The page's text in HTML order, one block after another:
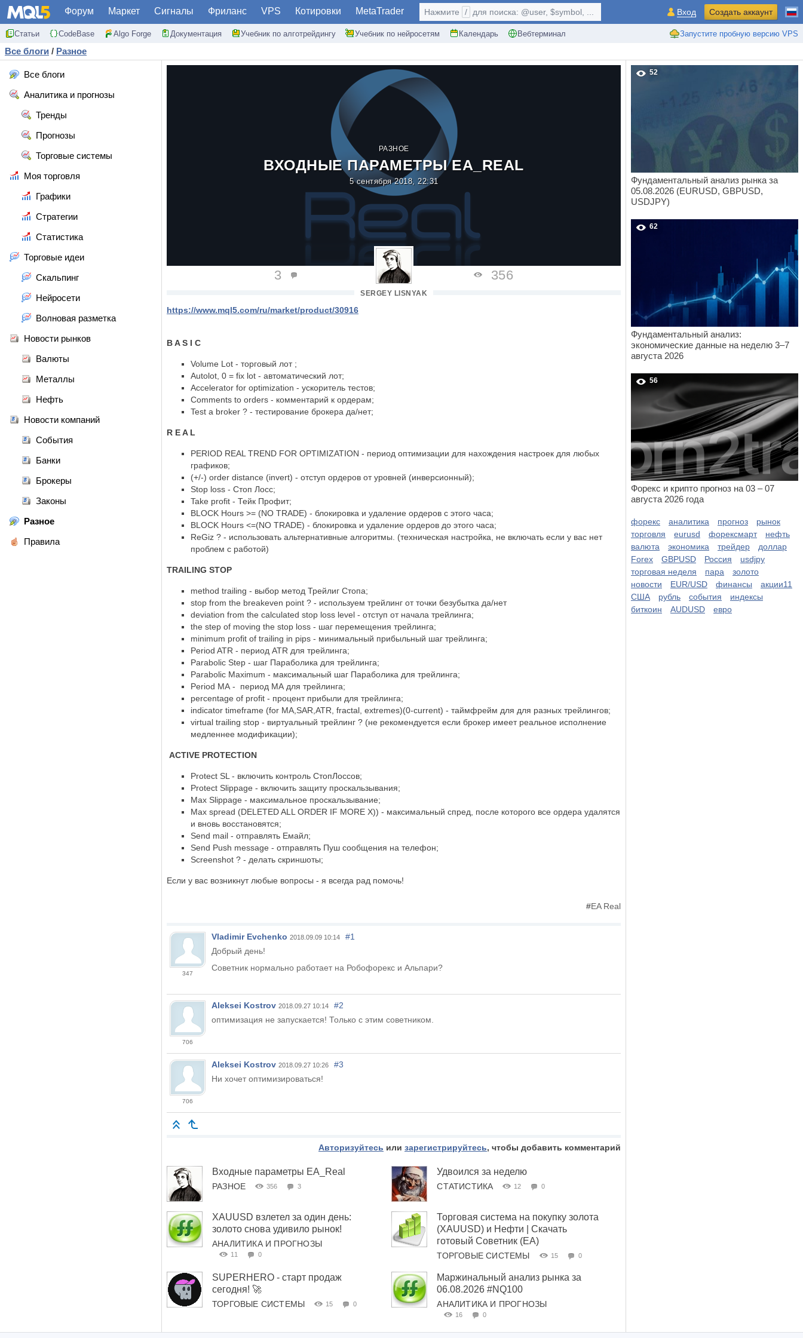
Форум Маркет Сигналы Фриланс VPS Котировки MetaTrader
Статьи CodeBase Algo Forge Документация Учебник по алготрейдингу Учебник по нейросетям Календарь Вебтерминал Запустите пробную версию VPS
Нажмите / для поиска: @user, $symbol, ... Вход Создать аккаунт
Все блоги / Разное
Все блоги
Аналитика и прогнозы
Тренды
Прогнозы
Торговые системы
Моя торговля
Графики
Стратегии
Статистика
Торговые идеи
Скальпинг
Нейросети
Волновая разметка
Новости рынков
Валюты
Металлы
Нефть
Новости компаний
События
Банки
Брокеры
Законы
Разное
Правила
РАЗНОЕ
ВХОДНЫЕ ПАРАМЕТРЫ EA_REAL
5 сентября 2018, 22:31
SERGEY LISNYAK
3 356
https://www.mql5.com/ru/market/product/30916
B A S I C
Volume Lot - торговый лот ;
Autolot, 0 = fix lot - автоматический лот;
Accelerator for optimization - ускоритель тестов;
Comments to orders - комментарий к ордерам;
Test a broker ? - тестирование брокера да/нет;
R E A L
PERIOD REAL TREND FOR OPTIMIZATION - период оптимизации для нахождения настроек для любых
графиков;
(+/-) order distance (invert) - отступ ордеров от уровней (инверсионный);
Stop loss - Стоп Лосс;
Take profit - Тейк Профит;
BLOCK Hours >= (NO TRADE) - блокировка и удаление ордеров с этого часа;
BLOCK Hours <=(NO TRADE) - блокировка и удаление ордеров до этого часа;
ReGiz ? - использовать альтернативные алгоритмы. (техническая настройка, не включать если у вас нет
проблем с работой)
TRAILING STOP
method trailing - выбор метод Трейлиг Стопа;
stop from the breakeven point ? - используем трейлинг от точки безубытка да/нет
deviation from the calculated stop loss level - отступ от начала трейлинга;
the step of moving the stop loss - шаг перемещения трейлинга;
minimum profit of trailing in pips - минимальный прибыльный шаг трейлинга;
Period ATR - период ATR для трейлинга;
Parabolic Step - шаг Параболика для трейлинга;
Parabolic Maximum - максимальный шаг Параболика для трейлинга;
Period МА - период МА для трейлинга;
percentage of profit - процент прибыли для трейлинга;
indicator timeframe (for MA,SAR,ATR, fractal, extremes)(0-current) - таймфрейм для для разных трейлингов;
virtual trailing stop - виртуальный трейлинг ? (не рекомендуется если брокер имеет реальное исполнение
медленнее модификации);
ACTIVE PROTECTION
Protect SL - включить контроль СтопЛоссов;
Protect Slippage - включить защиту проскальзывания;
Max Slippage - максимальное проскальзывание;
Max spread (DELETED ALL ORDER IF MORE X)) - максимальный спред, после которого все ордера удалятся
и вновь восстановятся;
Send mail - отправлять Емайл;
Send Push message - отправлять Пуш сообщения на телефон;
Screenshot ? - делать скриншоты;
Если у вас возникнут любые вопросы - я всегда рад помочь!
#EA Real
347
Vladimir Evchenko 2018.09.09 10:14
#1
Добрый день!
Советник нормально работает на Робофорекс и Альпари?
706
Aleksei Kostrov 2018.09.27 10:14
#2
оптимизация не запускается! Только с этим советником.
706
Aleksei Kostrov 2018.09.27 10:26
#3
Ни хочет оптимизироваться!
Авторизуйтесь или зарегистрируйтесь, чтобы добавить комментарий
Входные параметры EA_Real
РАЗНОЕ 356 3
Удвоился за неделю
СТАТИСТИКА 12 0
XAUUSD взлетел за один день:
золото снова удивило рынок!
АНАЛИТИКА И ПРОГНОЗЫ
11 0
Торговая система на покупку золота
(XAUUSD) и Нефти | Скачать
готовый Советник (EA)
ТОРГОВЫЕ СИСТЕМЫ 15 0
SUPERHERO - старт продаж
сегодня! 🚀
ТОРГОВЫЕ СИСТЕМЫ 15 0
Маржинальный анализ рынка за
06.08.2026 #NQ100
АНАЛИТИКА И ПРОГНОЗЫ
16 0
52
Фундаментальный анализ рынка за
05.08.2026 (EURUSD, GBPUSD,
USDJPY)
62
Фундаментальный анализ:
экономические данные на неделю 3–7
августа 2026
56
Форекс и крипто прогноз на 03 – 07
августа 2026 года
форекс аналитика прогноз
рынок
торговля
eurusd форексмарт
нефть
валюта
экономика трейдер
доллар
Forex
GBPUSD Россия
usdjpy
торговая неделя
пара
золото
новости
EUR/USD финансы
акции11
США
рубль события
индексы
биткоин
AUDUSD евро